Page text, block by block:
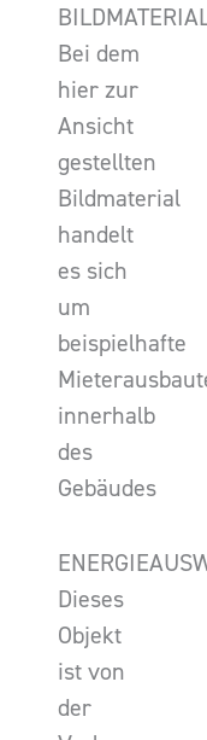
Bei dem
hier zur
Ansicht
gestellten
Bildmaterial
handelt
es sich
um
beispielhafte
innerhalb
des
Gebäudes
Dieses
Objekt
ist von
der